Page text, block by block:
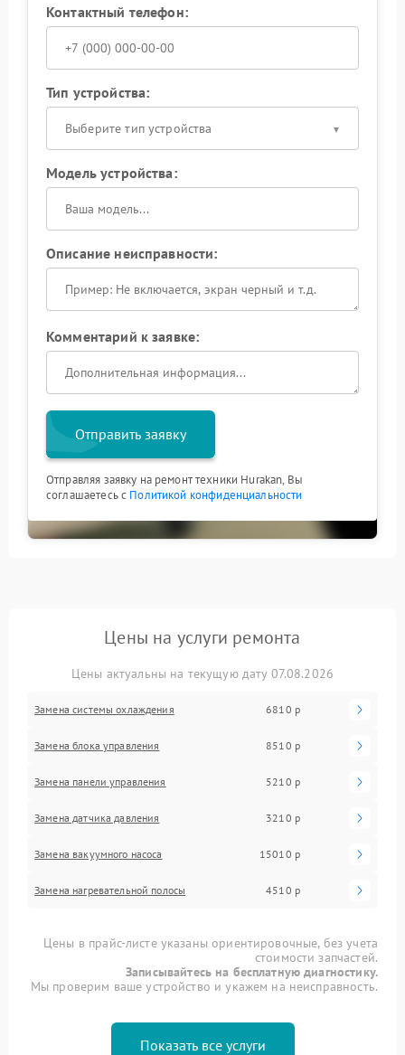
Контактный телефон:
Тип устройства:
Выберите тип устройства
Модель устройства:
Описание неисправности:
Комментарий к заявке:
Отправить заявку
Отправляя заявку на ремонт техники Hurakan, Вы
соглашаетесь с Политикой конфиденциальности
Цены на услуги ремонта
Цены актуальны на текущую дату 07.08.2026
Замена системы охлаждения 6810 р
Замена блока управления 8510 р
Замена панели управления 5210 р
Замена датчика давления 3210 р
Замена вакуумного насоса 15010 р
Замена нагревательной полосы 4510 р
Цены в прайс-листе указаны ориентировочные, без учета
стоимости запчастей.
Записывайтесь на бесплатную диагностику.
Мы проверим ваше устройство и укажем на неисправность.
Показать все услуги